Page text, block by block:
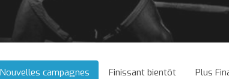
Nouvelles campagnes Finissant bientôt Plus